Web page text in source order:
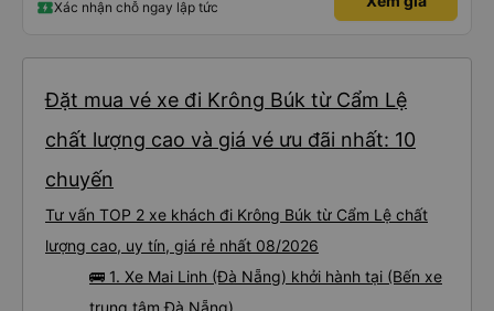
Xác nhận chỗ ngay lập tức
Đặt mua vé xe đi Krông Búk từ Cẩm Lệ
chất lượng cao và giá vé ưu đãi nhất: 10
chuyến
Tư vấn TOP 2 xe khách đi Krông Búk từ Cẩm Lệ chất
lượng cao, uy tín, giá rẻ nhất 08/2026
🚌 1. Xe Mai Linh (Đà Nẵng) khởi hành tại (Bến xe
trung tâm Đà Nẵng)